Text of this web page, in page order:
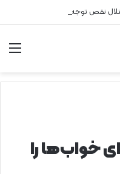
نقص توجه و بیش‌فعالی
خواب‌ها را